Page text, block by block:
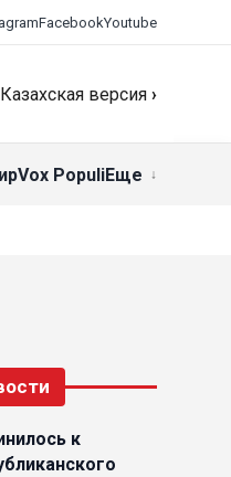
FacebookYoutube
Казахская версия ›
Vox PopuliЕще
к